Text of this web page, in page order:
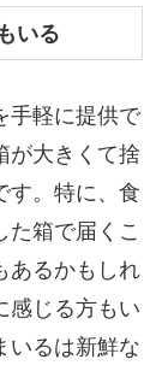
いる
手軽に提供で
が大きくて捨
す。特に、食
箱で届くこ
あるかもしれ
感じる方もい
いるは新鮮な